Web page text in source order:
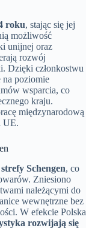
roku, stając się jej
możliwość
unijnej oraz
rozwój
Dzięki członkostwu
na poziomie
wsparcia, co
kraju.
międzynarodową
UE.
Schengen, co
Zniesiono
należącymi do
wewnętrzne bez
W efekcie Polska
rozwijają się